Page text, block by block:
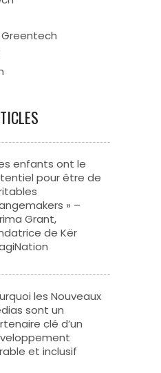
Greentech
enfants ont le
pour être de
» –
Grant,
de Kër
les Nouveaux
sont un
clé d’un
et inclusif